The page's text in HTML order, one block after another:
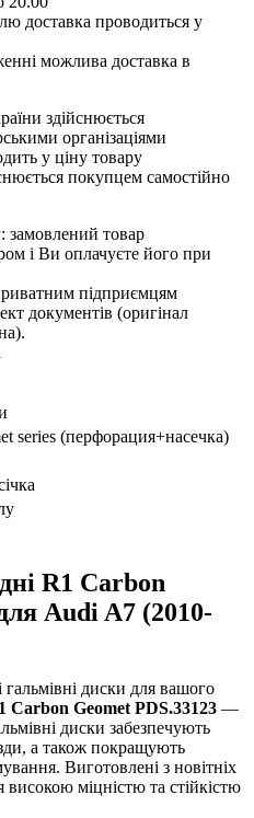
доставка проводиться у
можлива доставка в
здійснюється
організаціями
у ціну товару
покупцем самостійно
замовлений товар
і Ви оплачуєте його при
підприємцям
документів (оригінал
series (перфорация+насечка)
R1 Carbon
Audi A7 (2010-
диски для вашого
Carbon Geomet PDS.33123 —
диски забезпечують
а також покращують
Виготовлені з новітніх
високою міцністю та стійкістю